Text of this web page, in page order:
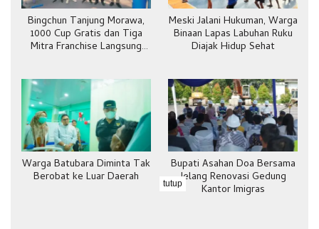
Bingchun Tanjung Morawa,
1000 Cup Gratis dan Tiga
Mitra Franchise Langsung
Meski Jalani Hukuman, Warga
Binaan Lapas Labuhan Ruku
Diajak Hidup Sehat
Warga Batubara Diminta Tak
Berobat ke Luar Daerah
Bupati Asahan Doa Bersama
Jelang Renovasi Gedung
Kantor Imigras
tutup